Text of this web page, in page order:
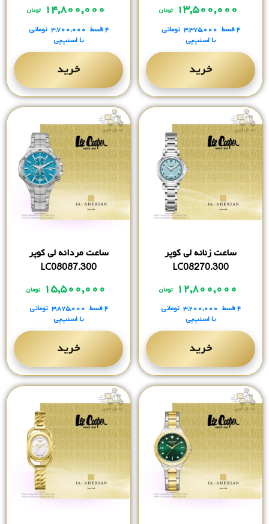
۱۳,۵۰۰,۰۰۰ تومان
۴ قسط ۳,۳۷۵,۰۰۰ تومانی
با اسنپ‌پی
خرید
۱۴,۸۰۰,۰۰۰ تومان
۴ قسط ۳,۷۰۰,۰۰۰ تومانی
با اسنپ‌پی
خرید
ساعت زنانه لی کوپر
LC08270.300
۱۲,۸۰۰,۰۰۰ تومان
۴ قسط ۳,۲۰۰,۰۰۰ تومانی
با اسنپ‌پی
خرید
ساعت مردانه لی کوپر
LC08087.300
۱۵,۵۰۰,۰۰۰ تومان
۴ قسط ۳,۸۷۵,۰۰۰ تومانی
با اسنپ‌پی
خرید